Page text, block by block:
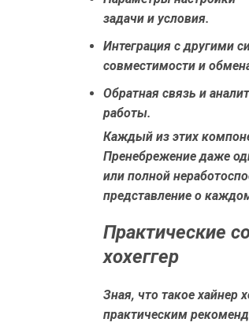
задачи и условия.
Интеграция с другими
совместимости и
Обратная связь и
работы.
Каждый из этих
Пренебрежение даже
или полной
представление о
Практические
хохеггер
Зная, что такое хайнер
практическим